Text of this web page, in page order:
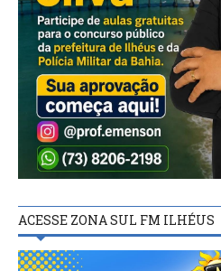
ACESSE ZONA SUL FM ILHÉUS